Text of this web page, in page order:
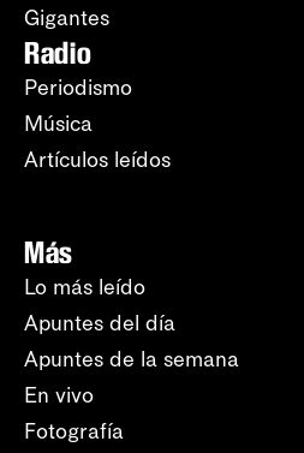
Gigantes
Radio
Periodismo
Música
Artículos leídos
Más
Lo más leído
Apuntes del día
Apuntes de la semana
En vivo
Fotografía